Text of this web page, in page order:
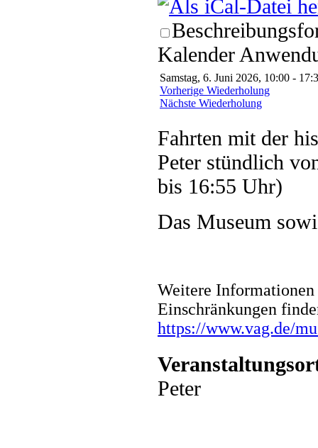
Kalender
Samstag, 6. Juni 2026, 10:00 -
Vorherige Wiederholung
Nächste Wiederholung
Fahrten mit der
Peter stündlich
bis 16:55 Uhr)
Das Museum
Weitere
Einschränkungen
https://www.vag.de/
Peter